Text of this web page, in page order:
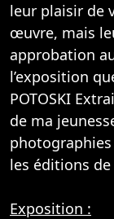
leur plaisir de
œuvre, mais
approbation
l’exposition
POTOSKI
de ma
les éditions de
Exposition :